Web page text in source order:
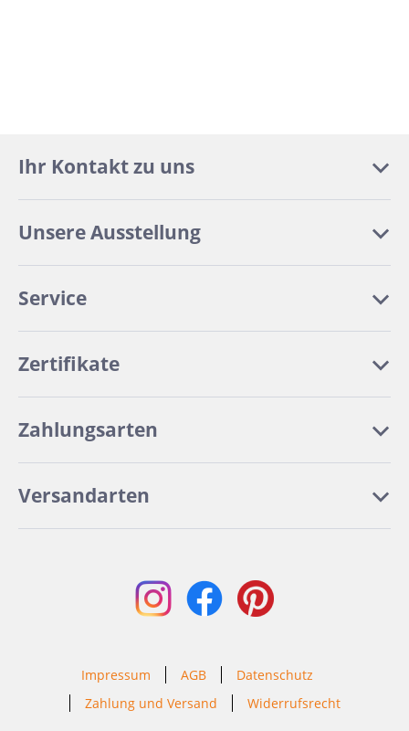
Ihr Kontakt zu uns
Unsere Ausstellung
Service
Zertifikate
Zahlungsarten
Versandarten
Impressum AGB
Datenschutz
Zahlung und Versand
Widerrufsrecht